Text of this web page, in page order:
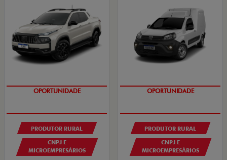
PRODUTOR RURAL
CNPJ E
MICROEMPRESÁRIOS
PRODUTOR RURAL
CNPJ E
MICROEMPRESÁRIOS